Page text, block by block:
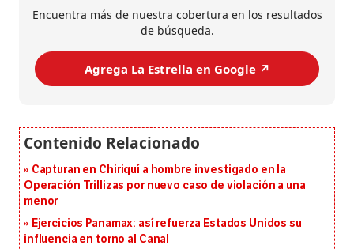
Encuentra más de nuestra cobertura en los resultados
de búsqueda.
Agrega La Estrella en Google ↗️
Capturan en Chiriquí a hombre investigado en la
Operación Trillizas por nuevo caso de violación a una
menor
Ejercicios Panamax: así refuerza Estados Unidos su
influencia en torno al Canal